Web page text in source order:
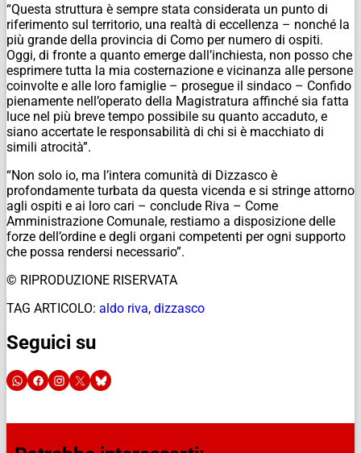
“Questa struttura è sempre stata considerata un punto di
riferimento sul territorio, una realtà di eccellenza – nonché la
più grande della provincia di Como per numero di ospiti.
Oggi, di fronte a quanto emerge dall’inchiesta, non posso che
esprimere tutta la mia costernazione e vicinanza alle persone
coinvolte e alle loro famiglie – prosegue il sindaco – Confido
pienamente nell’operato della Magistratura affinché sia fatta
luce nel più breve tempo possibile su quanto accaduto, e
siano accertate le responsabilità di chi si è macchiato di
simili atrocità”.
“Non solo io, ma l’intera comunità di Dizzasco è
profondamente turbata da questa vicenda e si stringe attorno
agli ospiti e ai loro cari – conclude Riva – Come
Amministrazione Comunale, restiamo a disposizione delle
forze dell’ordine e degli organi competenti per ogni supporto
che possa rendersi necessario”.
© RIPRODUZIONE RISERVATA
TAG ARTICOLO: aldo riva, dizzasco
Seguici su